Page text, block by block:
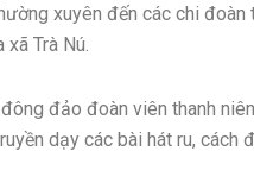
xuyên đến các chi đoàn
Trà Nú.
đảo đoàn viên thanh
dạy các bài hát ru, cách